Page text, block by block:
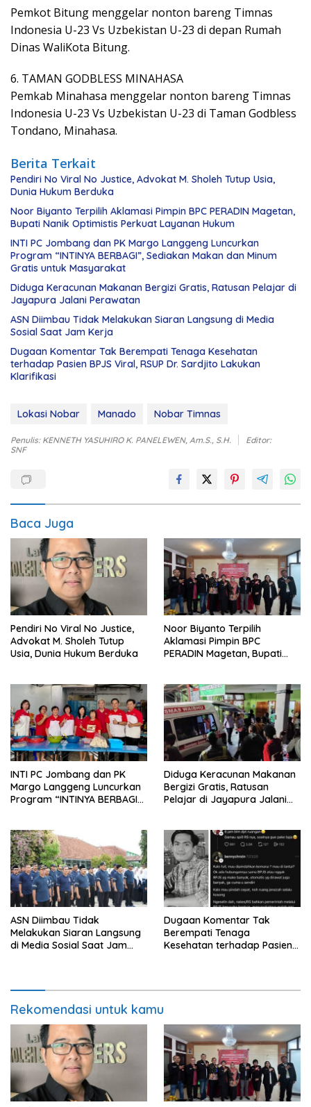
Pemkot Bitung menggelar nonton bareng Timnas
Indonesia U-23 Vs Uzbekistan U-23 di depan Rumah
Dinas WaliKota Bitung.
6. TAMAN GODBLESS MINAHASA
Pemkab Minahasa menggelar nonton bareng Timnas
Indonesia U-23 Vs Uzbekistan U-23 di Taman Godbless
Tondano, Minahasa.
Berita Terkait
Pendiri No Viral No Justice, Advokat M. Sholeh Tutup Usia,
Dunia Hukum Berduka
Noor Biyanto Terpilih Aklamasi Pimpin BPC PERADIN Magetan,
Bupati Nanik Optimistis Perkuat Layanan Hukum
INTI PC Jombang dan PK Margo Langgeng Luncurkan
Program “INTINYA BERBAGI”, Sediakan Makan dan Minum
Gratis untuk Masyarakat
Diduga Keracunan Makanan Bergizi Gratis, Ratusan Pelajar di
Jayapura Jalani Perawatan
ASN Diimbau Tidak Melakukan Siaran Langsung di Media
Sosial Saat Jam Kerja
Dugaan Komentar Tak Berempati Tenaga Kesehatan
terhadap Pasien BPJS Viral, RSUP Dr. Sardjito Lakukan
Klarifikasi
Lokasi Nobar Manado Nobar Timnas
Penulis: KENNETH YASUHIRO K. PANELEWEN, Am.S., S.H.
Editor:
SNF
Baca Juga
Pendiri No Viral No Justice,
Advokat M. Sholeh Tutup
Usia, Dunia Hukum Berduka
Noor Biyanto Terpilih
Aklamasi Pimpin BPC
PERADIN Magetan, Bupati
INTI PC Jombang dan PK
Margo Langgeng Luncurkan
Program “INTINYA BERBAGI”,
Diduga Keracunan Makanan
Bergizi Gratis, Ratusan
Pelajar di Jayapura Jalani
ASN Diimbau Tidak
Melakukan Siaran Langsung
di Media Sosial Saat Jam
Dugaan Komentar Tak
Berempati Tenaga
Kesehatan terhadap Pasien
Rekomendasi untuk kamu